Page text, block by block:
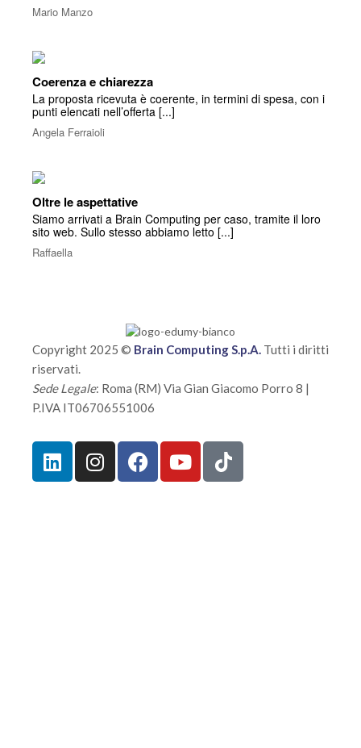
Mario Manzo
Coerenza e chiarezza
La proposta ricevuta è coerente, in termini di spesa, con i
punti elencati nell’offerta [...]
Angela Ferraioli
Oltre le aspettative
Siamo arrivati a Brain Computing per caso, tramite il loro
sito web. Sullo stesso abbiamo letto [...]
Raffaella
Copyright 2025 © Brain Computing S.p.A. Tutti i diritti
riservati.
Sede Legale: Roma (RM) Via Gian Giacomo Porro 8 |
P.IVA IT06706551006